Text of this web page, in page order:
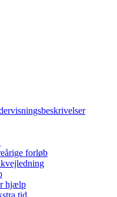
forløb
hjælp
tid